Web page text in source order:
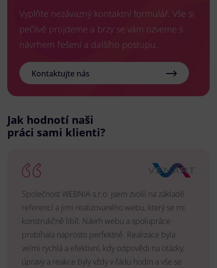
Vyplňte nezávazný kontaktní formulář. Vše si
pečlivě projdeme a brzy se vám ozveme s
návrhem řešení a dalšího postupu.
Kontaktujte nás
Jak hodnotí naši
práci sami klienti?
Společnost WEBNIA s.r.o. jsem zvolil na základě
referencí a jimi realizovaného webu, který se mi
konstrukčně libíl. Návrh webu a spolupráce
probíhala naprosto perfektně. Realizace byla
velmi rychlá a efektivní, kdy odpovědi na otázky,
úpravy a reakce byly vždy v řádu hodin a vše se